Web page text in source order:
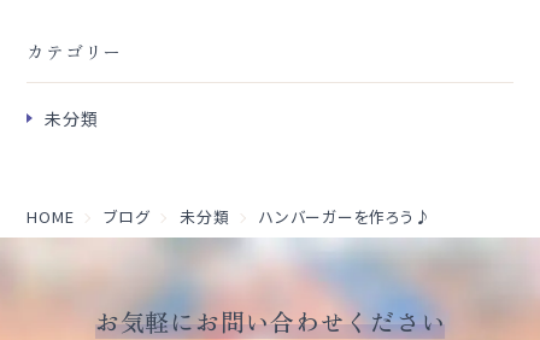
カテゴリー
未分類
HOME ブログ 未分類 ハンバーガーを作ろう♪
お気軽にお問い合わせください